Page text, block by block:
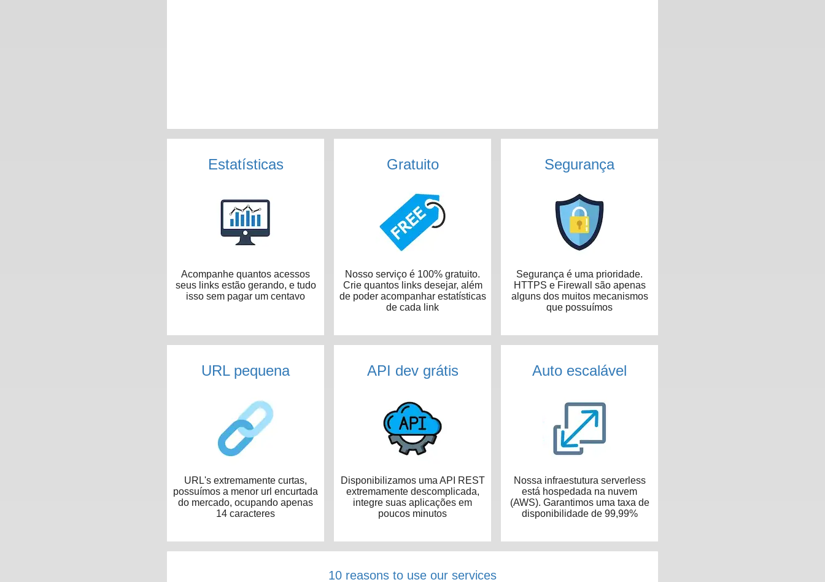
Estatísticas
Acompanhe quantos acessos
seus links estão gerando, e tudo
isso sem pagar um centavo
Gratuito
Nosso serviço é 100% gratuito.
Crie quantos links desejar, além
de poder acompanhar estatísticas
de cada link
Segurança
Segurança é uma prioridade.
HTTPS e Firewall são apenas
alguns dos muitos mecanismos
que possuímos
URL pequena
URL's extremamente curtas,
possuímos a menor url encurtada
do mercado, ocupando apenas
14 caracteres
API dev grátis
Disponibilizamos uma API REST
extremamente descomplicada,
integre suas aplicações em
poucos minutos
Auto escalável
Nossa infraestutura serverless
está hospedada na nuvem
(AWS). Garantimos uma taxa de
disponibilidade de 99,99%
10 reasons to use our services